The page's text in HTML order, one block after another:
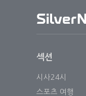
섹션
시사24시
스포츠 여행